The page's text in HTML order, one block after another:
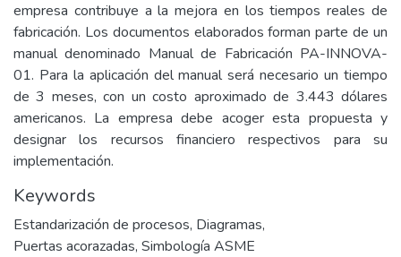
empresa contribuye a la mejora en los tiempos reales de
fabricación. Los documentos elaborados forman parte de un
manual denominado Manual de Fabricación PA-INNOVA-
01. Para la aplicación del manual será necesario un tiempo
de 3 meses, con un costo aproximado de 3.443 dólares
americanos. La empresa debe acoger esta propuesta y
designar los recursos financiero respectivos para su
implementación.
Keywords
Estandarización de procesos, Diagramas,
Puertas acorazadas, Simbología ASME